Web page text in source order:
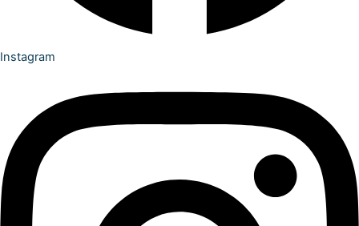
Instagram